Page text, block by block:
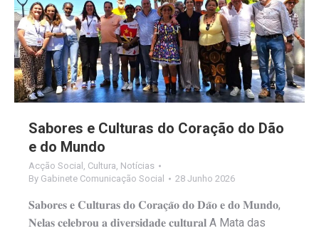
Sabores e Culturas do Coração do Dão
e do Mundo
Acção Social , Cultura, Notícias
By Gabinete Comunicação Social 28 Junho 2026
𝐒𝐚𝐛𝐨𝐫𝐞𝐬 𝐞 𝐂𝐮𝐥𝐭𝐮𝐫𝐚𝐬 𝐝𝐨 𝐂𝐨𝐫𝐚𝐜̧𝐚̃𝐨 𝐝𝐨 𝐃𝐚̃𝐨 𝐞 𝐝𝐨 𝐌𝐮𝐧𝐝𝐨,
𝐍𝐞𝐥𝐚𝐬 𝐜𝐞𝐥𝐞𝐛𝐫𝐨𝐮 𝐚 𝐝𝐢𝐯𝐞𝐫𝐬𝐢𝐝𝐚𝐝𝐞 𝐜𝐮𝐥𝐭𝐮𝐫𝐚𝐥 A Mata das